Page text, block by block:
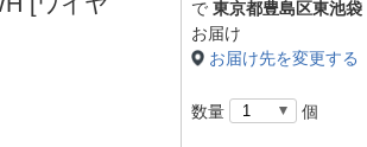
情報・店舗一覧
で 東京都豊島区東池袋
お届け
お届け先を変更する
数量 個